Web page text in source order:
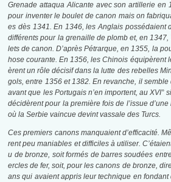
Grenade attaqua Alicante avec son artillerie en
pour inventer le boulet de canon mais on
es dès 1341. En 1346, les Anglais possédaient
différents pour la grenaille de plomb et, en
lets de canon. D’après Pétrarque, en 1355, la
hose courante. En 1356, les Chinois équipèrent
èrent un rôle décisif dans la lutte des rebelles
gols, entre 1356 et 1382. En revanche, il semble
avant que les Portugais n’en importent, auXVI°
décidèrent pour la première fois de l’issue
où la Serbie vaincue devint vassale des Turcs.
Ces premiers canons manquaient d’efficacité.
rent peu maniables et difficiles à utiliser.
u de bronze, soit formés de barres soudées
ercles de fer, soit, pour les canons de bronze,
ans qui avaient appris leur technique en fondant